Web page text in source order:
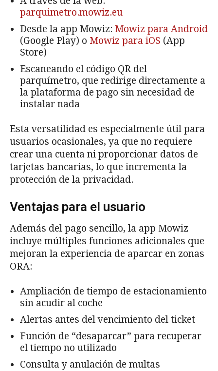
parquimetro.mowiz.eu
Desde la app Mowiz: Mowiz para Android
(Google Play) o Mowiz para iOS (App
Store)
Escaneando el código QR del
parquímetro, que redirige directamente a
la plataforma de pago sin necesidad de
instalar nada
Esta versatilidad es especialmente útil para
usuarios ocasionales, ya que no requiere
crear una cuenta ni proporcionar datos de
tarjetas bancarias, lo que incrementa la
protección de la privacidad.
Ventajas para el usuario
Además del pago sencillo, la app Mowiz
incluye múltiples funciones adicionales que
mejoran la experiencia de aparcar en zonas
ORA:
Ampliación de tiempo de estacionamiento
sin acudir al coche
Alertas antes del vencimiento del ticket
Función de “desaparcar” para recuperar
el tiempo no utilizado
Consulta y anulación de multas